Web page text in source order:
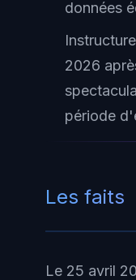
données
2026
période
Les faits
Le 25 avril